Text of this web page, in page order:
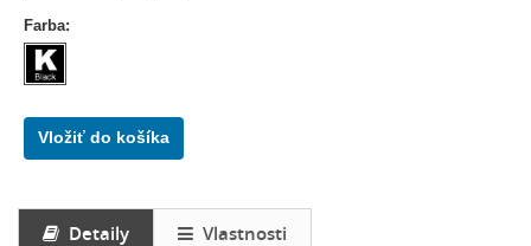
Farba:
Vložiť do košíka
Detaily Vlastnosti